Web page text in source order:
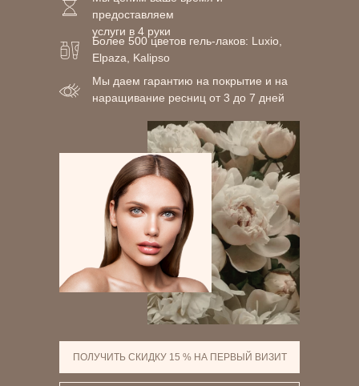
Более 500 цветов гель-лаков: Luxio,
Elpaza, Kalipso
Мы даем гарантию на покрытие и на
наращивание ресниц от 3 до 7 дней
предоставляем
услуги в 4 руки
ПОЛУЧИТЬ СКИДКУ 15 % НА ПЕРВЫЙ ВИЗИТ